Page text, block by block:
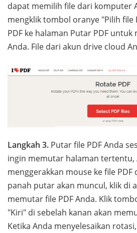
dapat memilih file dari komputer
mengklik tombol oranye "Pilih file
PDF ke halaman Putar PDF untuk
Anda. File dari akun drive cloud
Langkah 3. Putar file PDF Anda
ingin memutar halaman tertentu,
menggerakkan mouse ke file PDF
panah putar akan muncul, klik di
memutar file PDF Anda. Klik
"Kiri" di sebelah kanan akan
Ketika Anda menyelesaikan